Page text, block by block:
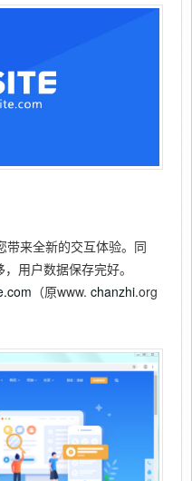
带来全新的交互体验。同
用户数据保存完好。
（原www. chanzhi.org